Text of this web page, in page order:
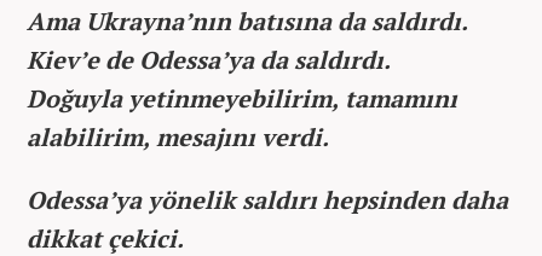
Ama Ukrayna’nın batısına da saldırdı.
Kiev’e de Odessa’ya da saldırdı.
Doğuyla yetinmeyebilirim, tamamını
alabilirim, mesajını verdi.
Odessa’ya yönelik saldırı hepsinden daha
dikkat çekici.